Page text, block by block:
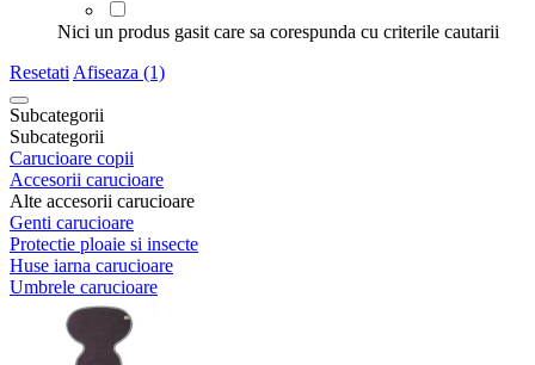
Nici un produs gasit care sa corespunda cu criterile cautarii
Resetati Afiseaza (1)
Subcategorii
Subcategorii
Carucioare copii
Accesorii carucioare
Alte accesorii carucioare
Genti carucioare
Protectie ploaie si insecte
Huse iarna carucioare
Umbrele carucioare